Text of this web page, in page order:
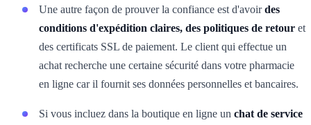
Une autre façon de prouver la confiance est d'avoirdes
conditions d'expédition claires, des politiques de retour et
des certificats SSL de paiement. Le client qui effectue un
achat recherche une certaine sécurité dans votre pharmacie
en ligne car il fournit ses données personnelles et bancaires.
Si vous incluez dans la boutique en ligne un chat de service